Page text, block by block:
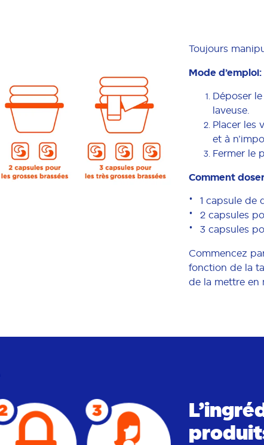
Toujours
Mode d’emploi:
Déposer
laveuse.
Placer les
et à
Fermer le
Comment
1 capsule de
2 capsules
3 capsules
Commencez
fonction de la
de la mettre en